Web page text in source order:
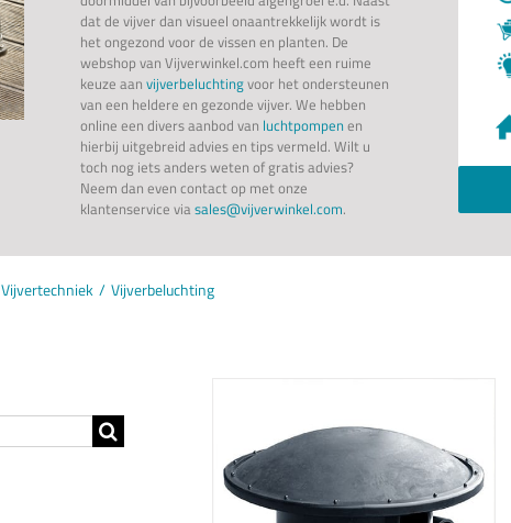
dat de vijver dan visueel onaantrekkelijk wordt is
het ongezond voor de vissen en planten. De
webshop van Vijverwinkel.com heeft een ruime
keuze aanvijverbeluchtingvoor het ondersteunen
van een heldere en gezonde vijver. We hebben
online een divers aanbod van luchtpompenen
hierbij uitgebreid advies en tips vermeld. Wilt u
toch nog iets anders weten of gratis advies?
Neem dan even contact op met onze
klantenservice viasales@vijverwinkel.com.
Vijvertechniek Vijverbeluchting